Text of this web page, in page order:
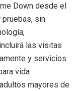
Down desde el
pruebas, sin
las visitas
y servicios
vida
mayores de